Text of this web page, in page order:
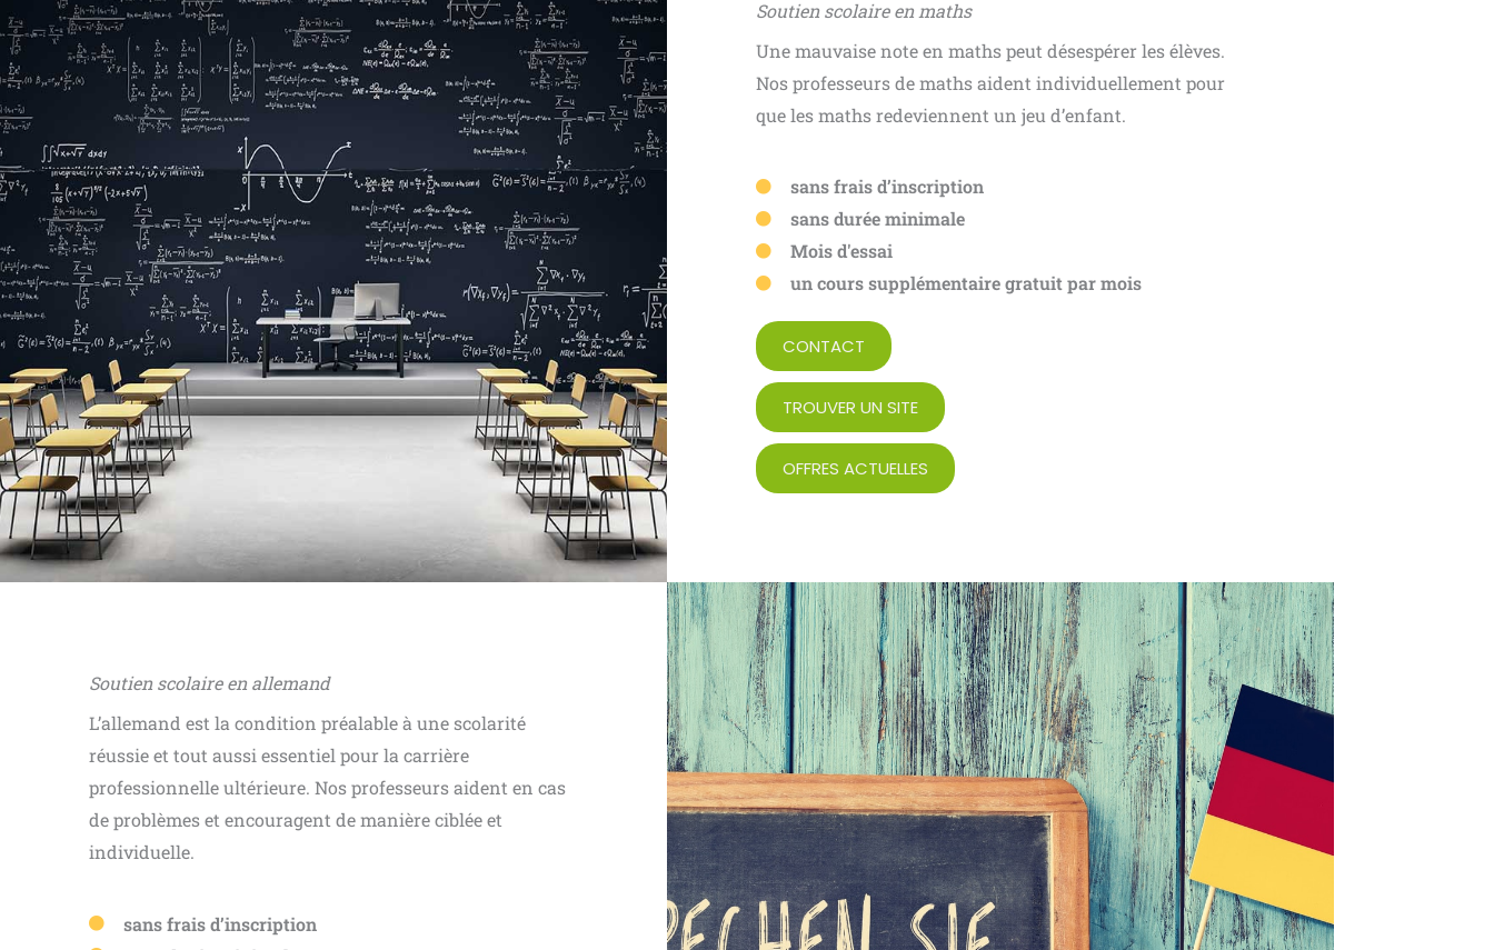
Soutien scolaire en maths
Une mauvaise note en maths peut désespérer les élèves.
Nos professeurs de maths aident individuellement pour
que les maths redeviennent un jeu d’enfant.
sans frais d’inscription
sans durée minimale
Mois d'essai
un cours supplémentaire gratuit par mois
CONTACT
TROUVER UN SITE
OFFRES ACTUELLES
Soutien scolaire en allemand
L’allemand est la condition préalable à une scolarité
réussie et tout aussi essentiel pour la carrière
professionnelle ultérieure. Nos professeurs aident en cas
de problèmes et encouragent de manière ciblée et
individuelle.
sans frais d’inscription